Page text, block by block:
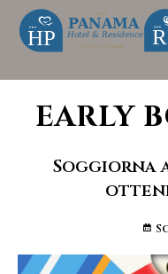
EARLY
Soggiorna